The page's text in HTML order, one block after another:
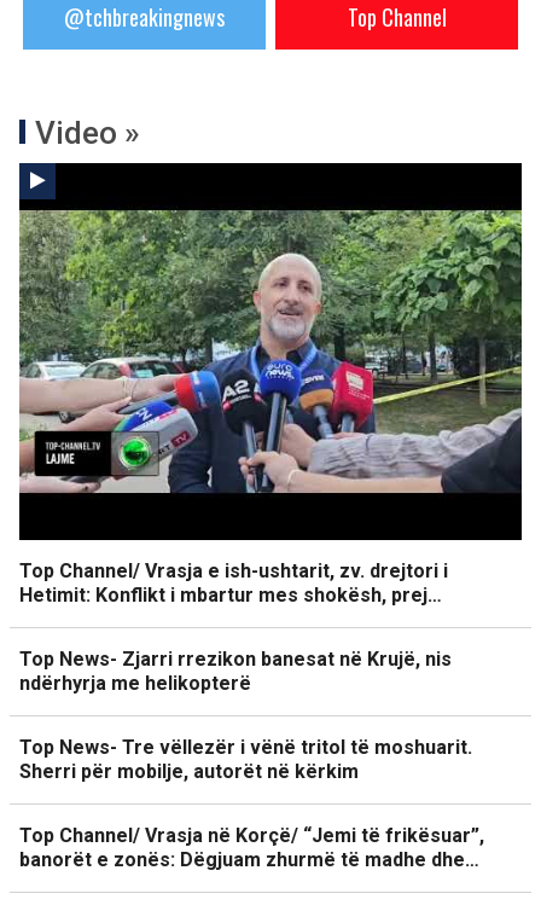
@tchbreakingnews Top Channel
Video »
Top Channel/ Vrasja e ish-ushtarit, zv. drejtori i
Hetimit: Konflikt i mbartur mes shokësh, prej…
Top News- Zjarri rrezikon banesat në Krujë, nis
ndërhyrja me helikopterë
Top News- Tre vëllezër i vënë tritol të moshuarit.
Sherri për mobilje, autorët në kërkim
Top Channel/ Vrasja në Korçë/ “Jemi të frikësuar”,
banorët e zonës: Dëgjuam zhurmë të madhe dhe…